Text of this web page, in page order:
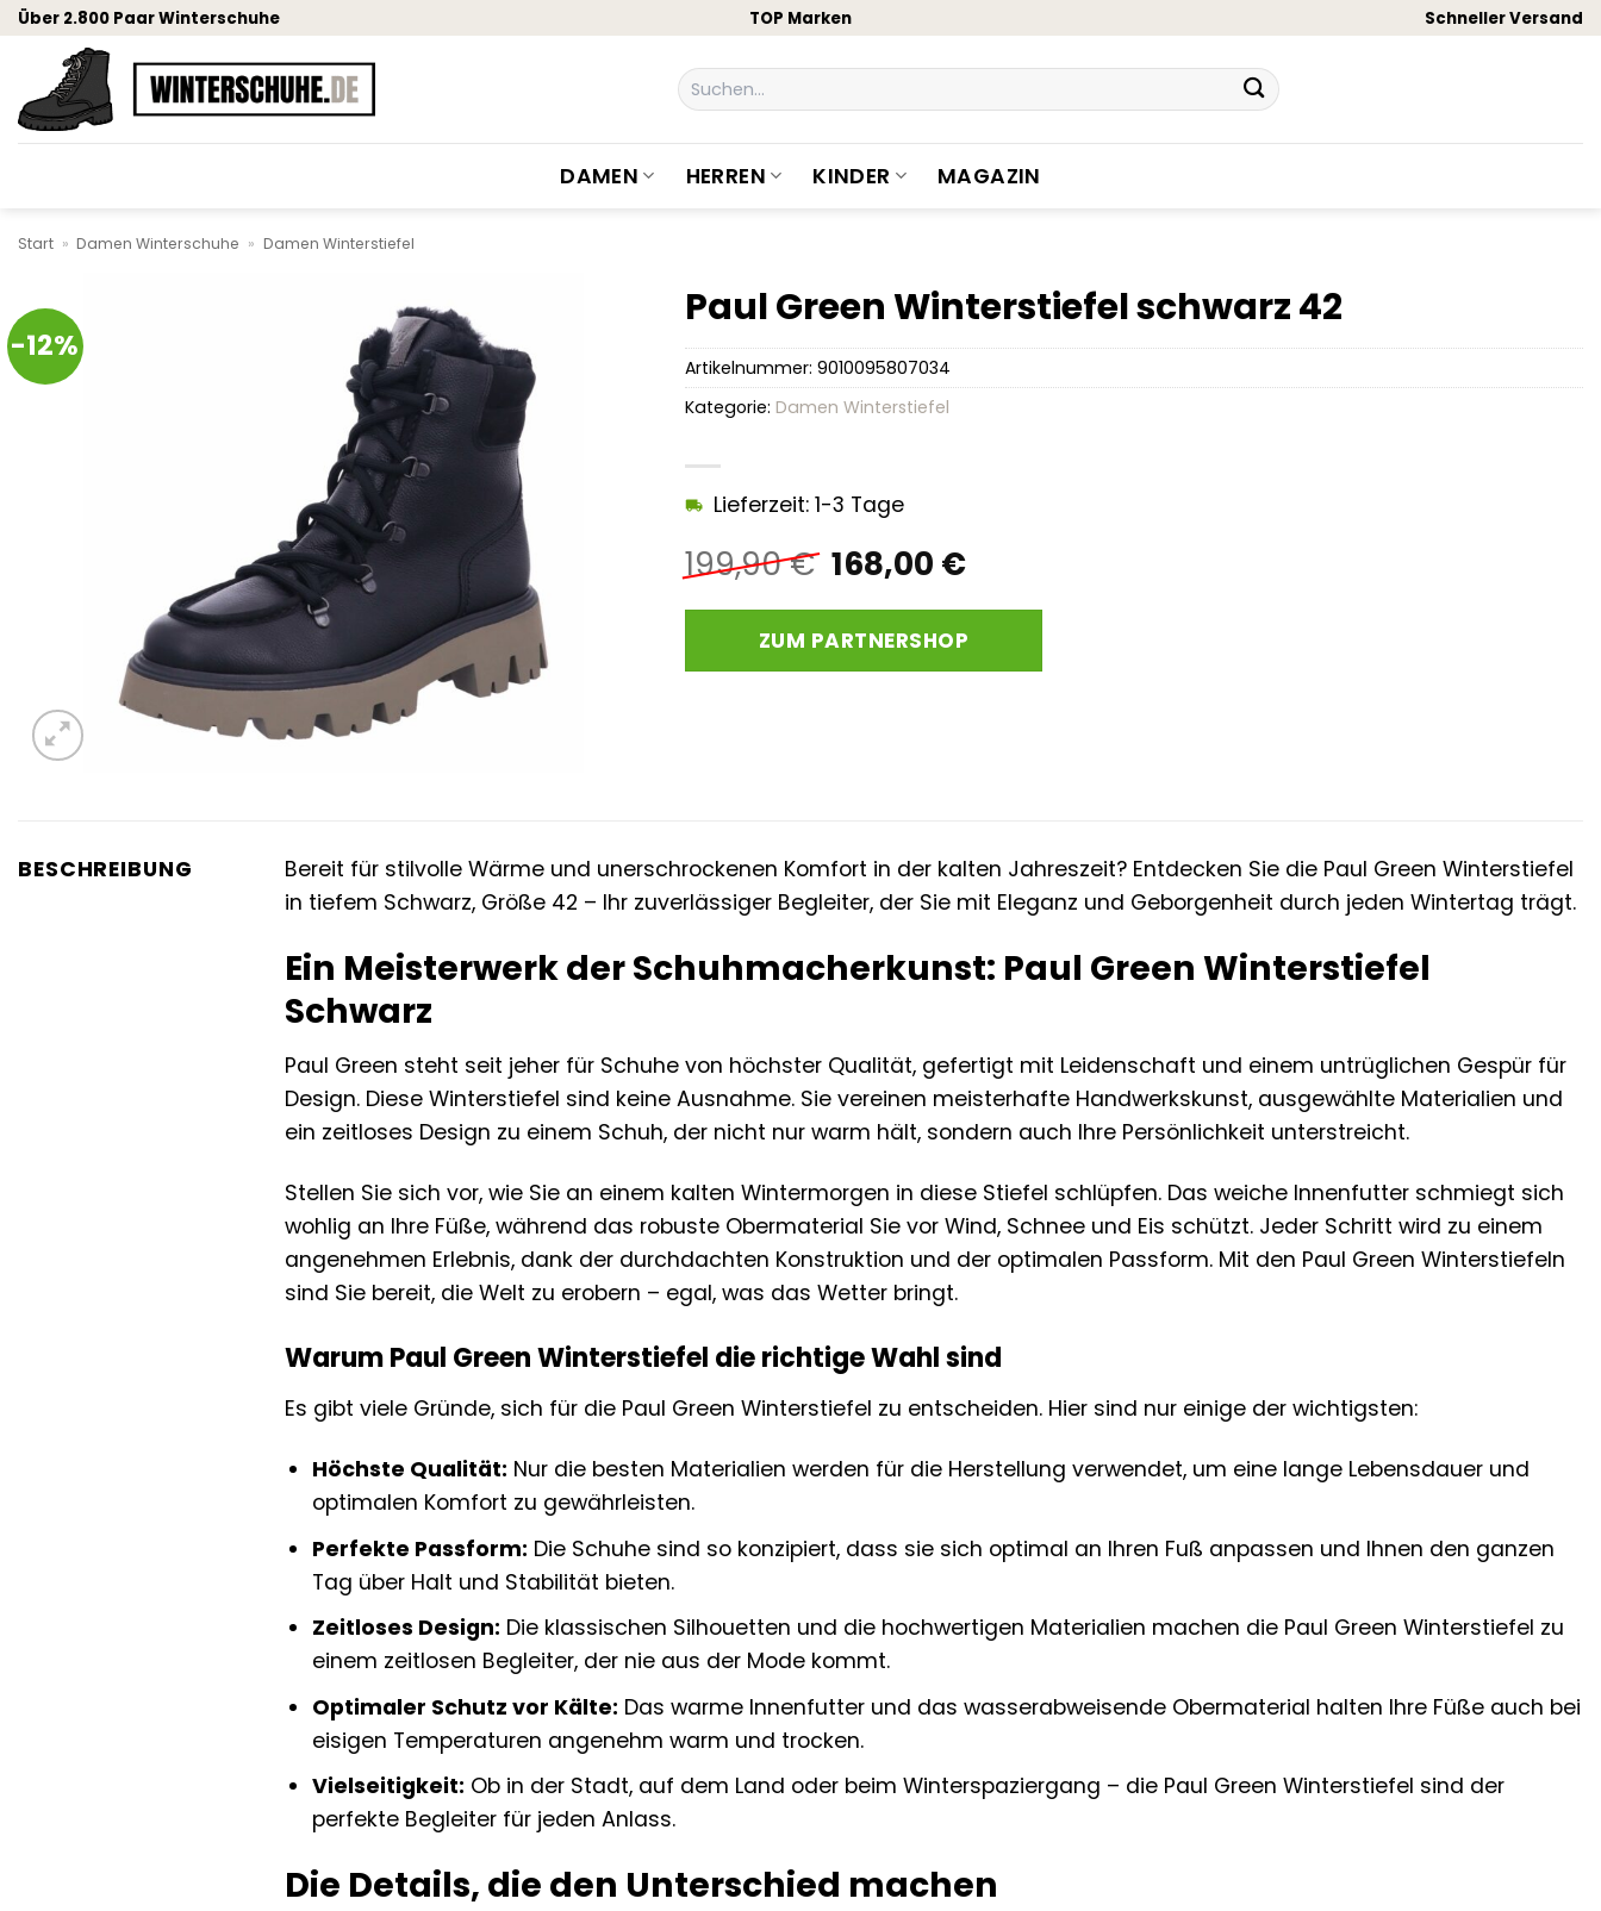
Zum
springen
Über 2.800 Paar Winterschuhe TOP Marken Schneller Versand
Suchen
nach:
DAMEN HERREN KINDER MAGAZIN
Start » Damen Winterschuhe » Damen Winterstiefel
-12%
Paul Green Winterstiefel schwarz 42
199,90€ Ursprünglicher
Preis
war:
199,90 €
168,00 €Aktueller
ist:
168,00 €.
Lieferzeit: 1-3 Tage
ZUM PARTNERSHOP
Artikelnummer: 9010095807034
Kategorie: Damen Winterstiefel
BESCHREIBUNG
Bereit für stilvolle Wärme und unerschrockenen Komfort in der kalten Jahreszeit? Entdecken Sie die Paul Green Winterstiefel
in tiefem Schwarz, Größe 42 – Ihr zuverlässiger Begleiter, der Sie mit Eleganz und Geborgenheit durch jeden Wintertag trägt.
Ein Meisterwerk der Schuhmacherkunst: Paul Green Winterstiefel
Schwarz
Paul Green steht seit jeher für Schuhe von höchster Qualität, gefertigt mit Leidenschaft und einem untrüglichen Gespür für
Design. Diese Winterstiefel sind keine Ausnahme. Sie vereinen meisterhafte Handwerkskunst, ausgewählte Materialien und
ein zeitloses Design zu einem Schuh, der nicht nur warm hält, sondern auch Ihre Persönlichkeit unterstreicht.
Stellen Sie sich vor, wie Sie an einem kalten Wintermorgen in diese Stiefel schlüpfen. Das weiche Innenfutter schmiegt sich
wohlig an Ihre Füße, während das robuste Obermaterial Sie vor Wind, Schnee und Eis schützt. Jeder Schritt wird zu einem
angenehmen Erlebnis, dank der durchdachten Konstruktion und der optimalen Passform. Mit den Paul Green Winterstiefeln
sind Sie bereit, die Welt zu erobern – egal, was das Wetter bringt.
Warum Paul Green Winterstiefel die richtige Wahl sind
Es gibt viele Gründe, sich für die Paul Green Winterstiefel zu entscheiden. Hier sind nur einige der wichtigsten:
Höchste Qualität: Nur die besten Materialien werden für die Herstellung verwendet, um eine lange Lebensdauer und
optimalen Komfort zu gewährleisten.
Perfekte Passform: Die Schuhe sind so konzipiert, dass sie sich optimal an Ihren Fuß anpassen und Ihnen den ganzen
Tag über Halt und Stabilität bieten.
Zeitloses Design: Die klassischen Silhouetten und die hochwertigen Materialien machen die Paul Green Winterstiefel zu
einem zeitlosen Begleiter, der nie aus der Mode kommt.
Optimaler Schutz vor Kälte: Das warme Innenfutter und das wasserabweisende Obermaterial halten Ihre Füße auch bei
eisigen Temperaturen angenehm warm und trocken.
Vielseitigkeit: Ob in der Stadt, auf dem Land oder beim Winterspaziergang – die Paul Green Winterstiefel sind der
perfekte Begleiter für jeden Anlass.
Die Details, die den Unterschied machen